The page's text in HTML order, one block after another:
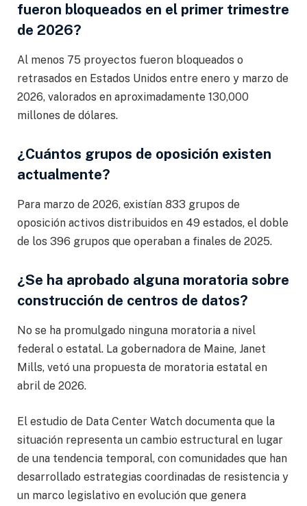
fueron bloqueados en el primer trimestre
de 2026?
Al menos 75 proyectos fueron bloqueados o
retrasados en Estados Unidos entre enero y marzo de
2026, valorados en aproximadamente 130,000
millones de dólares.
¿Cuántos grupos de oposición existen
actualmente?
Para marzo de 2026, existían 833 grupos de
oposición activos distribuidos en 49 estados, el doble
de los 396 grupos que operaban a finales de 2025.
¿Se ha aprobado alguna moratoria sobre
construcción de centros de datos?
No se ha promulgado ninguna moratoria a nivel
federal o estatal. La gobernadora de Maine, Janet
Mills, vetó una propuesta de moratoria estatal en
abril de 2026.
El estudio de Data Center Watch documenta que la
situación representa un cambio estructural en lugar
de una tendencia temporal, con comunidades que han
desarrollado estrategias coordinadas de resistencia y
un marco legislativo en evolución que genera